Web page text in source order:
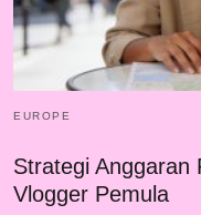
EUROPE
Strategi Anggaran
Vlogger Pemula